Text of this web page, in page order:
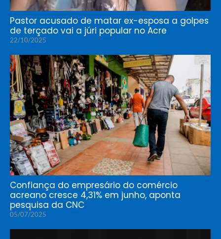
Pastor acusado de matar ex-esposa a golpes
de terçado vai a júri popular no Acre
22/10/2025
Confiança do empresário do comércio
acreano cresce 4,31% em junho, aponta
pesquisa da CNC
05/07/2025